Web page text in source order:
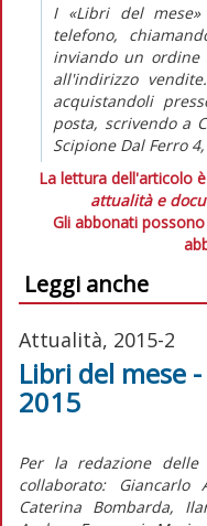
I «Libri del
telefono,
inviando un ordine
all'indirizzo
acquistandoli
posta, scrivendo a
Scipione Dal Ferro
La lettura dell'articolo
attualità e
Gli abbonati
Leggi anche
Attualità, 2015-2
Libri del mese
2015
Per la redazione
collaborato: Giancarlo
Caterina Bombarda,